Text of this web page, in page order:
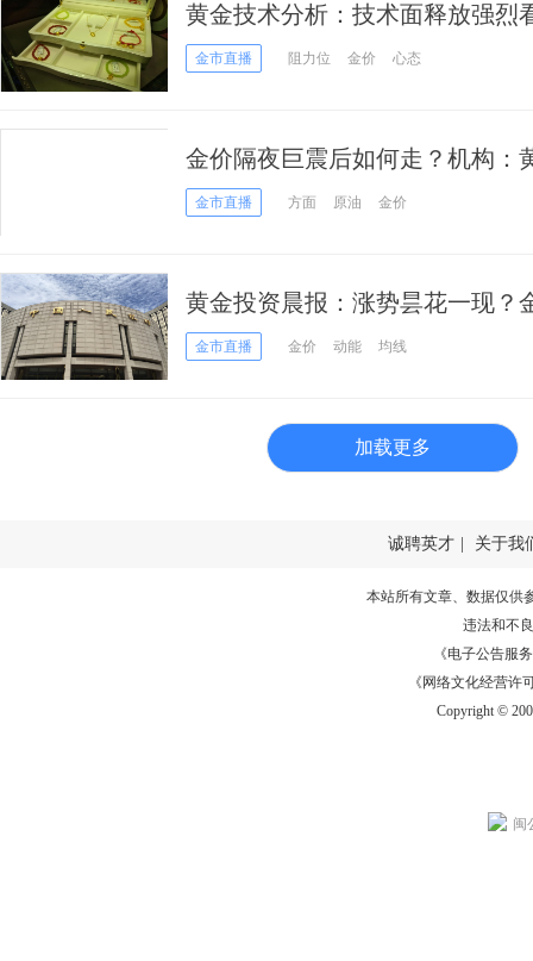
黄金技术分析：技术面释放强烈
才能转向看涨
金市直播 阻力位 金价 心态
金价隔夜巨震后如何走？机构：
术前景
金市直播 方面 原油 金价
黄金投资晨报：涨势昙花一现？
晚间关键数据登场
金市直播 金价 动能 均线
加载更多
诚聘英才 关于我
本站所有文章、数据仅供
违法和不
《电子公告服务
《网络文化经营许
Copyright ©
闽